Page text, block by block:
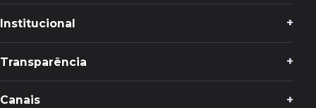
Institucional
Transparência
Canais